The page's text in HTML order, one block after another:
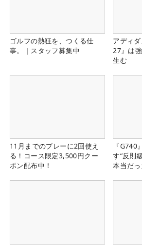
ゴルフの熱狂を、つくる仕
事。｜スタッフ募集中
アディ
27』は
生む
11月までのプレーに2回使え
る！コース限定3,500円クー
ポン配布中！
『G740
す“反則
本当だっ